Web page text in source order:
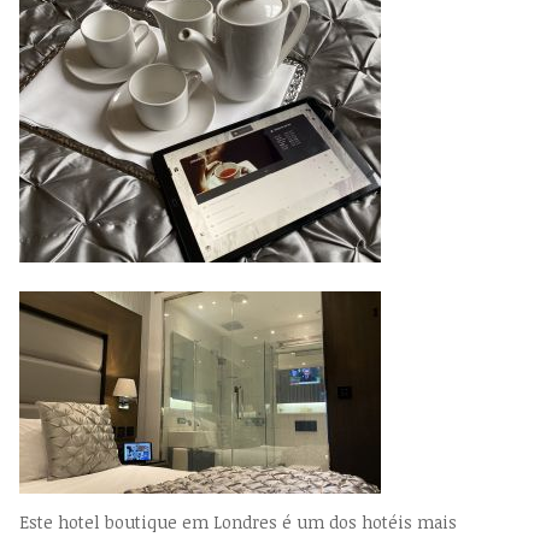
Este hotel boutique em Londres é um dos hotéis mais